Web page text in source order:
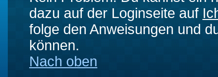
dazu auf der Loginseite auf
folge den Anweisungen und
können.
Nach oben